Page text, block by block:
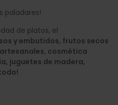
paladares!
de platos, el
y embutidos, frutos secos
cosmética
juguetes de madera,